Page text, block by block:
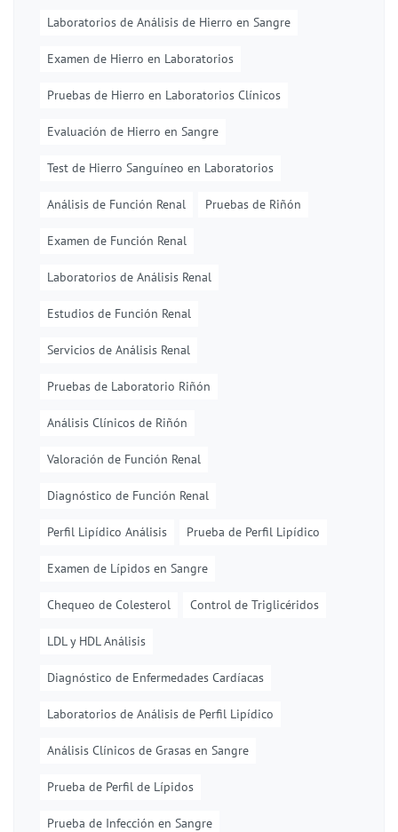
Laboratorios de Análisis de Hierro en Sangre
Examen de Hierro en Laboratorios
Pruebas de Hierro en Laboratorios Clínicos
Evaluación de Hierro en Sangre
Test de Hierro Sanguíneo en Laboratorios
Análisis de Función Renal Pruebas de Riñón
Examen de Función Renal
Laboratorios de Análisis Renal
Estudios de Función Renal
Servicios de Análisis Renal
Pruebas de Laboratorio Riñón
Análisis Clínicos de Riñón
Valoración de Función Renal
Diagnóstico de Función Renal
Perfil Lipídico Análisis Prueba de Perfil Lipídico
Examen de Lípidos en Sangre
Chequeo de Colesterol Control de Triglicéridos
LDL y HDL Análisis
Diagnóstico de Enfermedades Cardíacas
Laboratorios de Análisis de Perfil Lipídico
Análisis Clínicos de Grasas en Sangre
Prueba de Perfil de Lípidos
Prueba de Infección en Sangre